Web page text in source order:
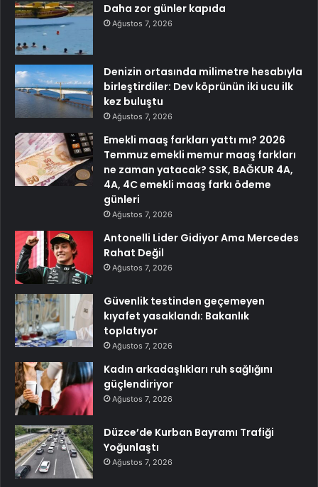
Daha zor günler kapıda
Ağustos 7, 2026
Denizin ortasında milimetre hesabıyla
birleştirdiler: Dev köprünün iki ucu ilk
kez buluştu
Ağustos 7, 2026
Emekli maaş farkları yattı mı? 2026
Temmuz emekli memur maaş farkları
ne zaman yatacak? SSK, BAĞKUR 4A,
4A, 4C emekli maaş farkı ödeme
günleri
Ağustos 7, 2026
Antonelli Lider Gidiyor Ama Mercedes
Rahat Değil
Ağustos 7, 2026
Güvenlik testinden geçemeyen
kıyafet yasaklandı: Bakanlık
toplatıyor
Ağustos 7, 2026
Kadın arkadaşlıkları ruh sağlığını
güçlendiriyor
Ağustos 7, 2026
Düzce’de Kurban Bayramı Trafiği
Yoğunlaştı
Ağustos 7, 2026